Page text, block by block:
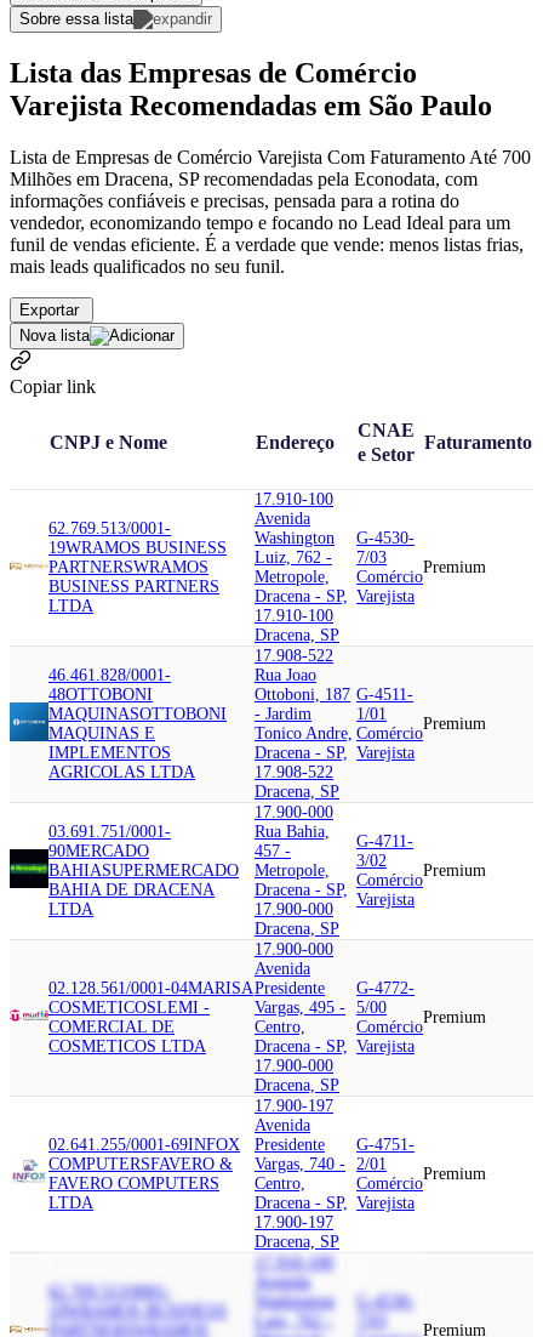
Sobre essa lista
Lista das Empresas de Comércio
Varejista Recomendadas em São Paulo
Lista de Empresas de Comércio Varejista Com Faturamento Até 700
Milhões em Dracena, SP recomendadas pela Econodata, com
informações confiáveis e precisas, pensada para a rotina do
vendedor, economizando tempo e focando no Lead Ideal para um
funil de vendas eficiente. É a verdade que vende: menos listas frias,
mais leads qualificados no seu funil.
Exportar
Nova lista
Copiar link
CNPJ e Nome Endereço
CNAE
e Setor
Faturamento
62.769.513/0001-
19WRAMOS BUSINESS
PARTNERSWRAMOS
BUSINESS PARTNERS
LTDA
17.910-100
Avenida
Washington
Luiz, 762 -
Metropole,
Dracena - SP,
17.910-100
Dracena, SP
G-4530-
7/03
Comércio
Varejista
Premium
46.461.828/0001-
48OTTOBONI
MAQUINASOTTOBONI
MAQUINAS E
IMPLEMENTOS
AGRICOLAS LTDA
17.908-522
Rua Joao
Ottoboni, 187
- Jardim
Tonico Andre,
Dracena - SP,
17.908-522
Dracena, SP
G-4511-
1/01
Comércio
Varejista
Premium
03.691.751/0001-
90MERCADO
BAHIASUPERMERCADO
BAHIA DE DRACENA
LTDA
17.900-000
Rua Bahia,
457 -
Metropole,
Dracena - SP,
17.900-000
Dracena, SP
G-4711-
3/02
Comércio
Varejista
Premium
02.128.561/0001-04MARISA
COSMETICOSLEMI -
COMERCIAL DE
COSMETICOS LTDA
17.900-000
Avenida
Presidente
Vargas, 495 -
Centro,
Dracena - SP,
17.900-000
Dracena, SP
G-4772-
5/00
Comércio
Varejista
Premium
02.641.255/0001-69INFOX
COMPUTERSFAVERO &
FAVERO COMPUTERS
LTDA
17.900-197
Avenida
Presidente
Vargas, 740 -
Centro,
Dracena - SP,
17.900-197
Dracena, SP
G-4751-
2/01
Comércio
Varejista
Premium
62.769.513/0001-
WRAMOS BUSINESS
PARTNERS
WRAMOS
17.910-100
Avenida
Washington
Luiz, 762 -
G-4530-
Premium